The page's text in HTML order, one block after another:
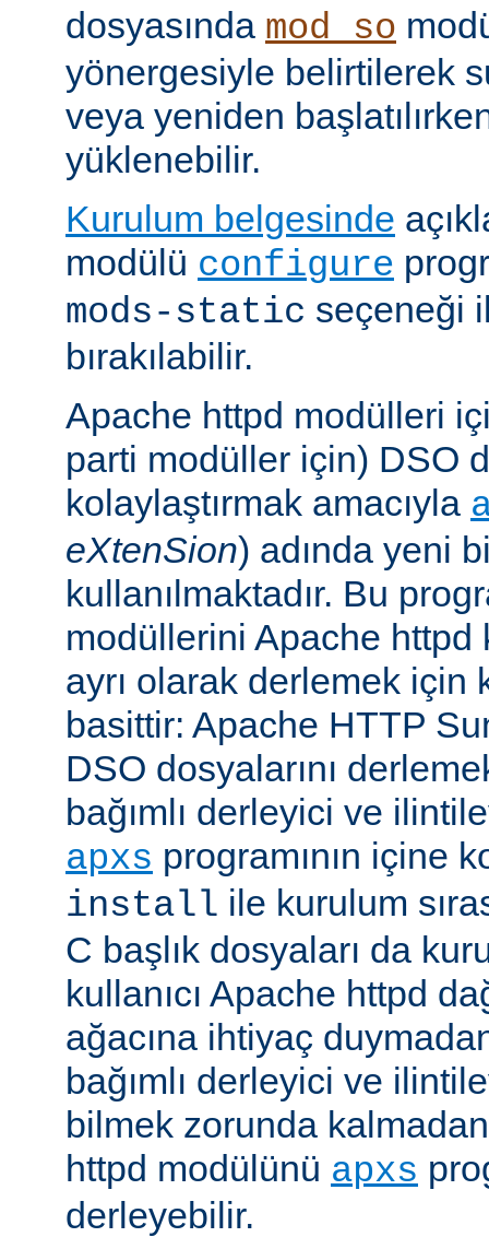
dosyasında mod_so
yönergesiyle belirtilerek
veya yeniden
yüklenebilir.
Kurulum belgesinde
modülü configure
mods-static seçeneği
bırakılabilir.
Apache httpd modülleri
parti modüller için) DSO
kolaylaştırmak amacıyla
eXtenSion) adında yeni
kullanılmaktadır. Bu
modüllerini Apache httpd
ayrı olarak derlemek için
basittir: Apache HTTP
DSO dosyalarını
bağımlı derleyici ve
apxs programının içine
install ile kurulum
C başlık dosyaları da
kullanıcı Apache httpd
ağacına ihtiyaç
bağımlı derleyici ve
bilmek zorunda
httpd modülünü apxs
derleyebilir.